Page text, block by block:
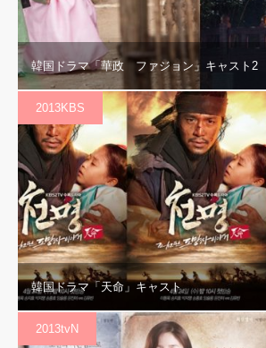
韓国ドラマ「華政 ファジョン」キャスト2
2013KBS
韓国ドラマ「天命」キャスト
2013tvN